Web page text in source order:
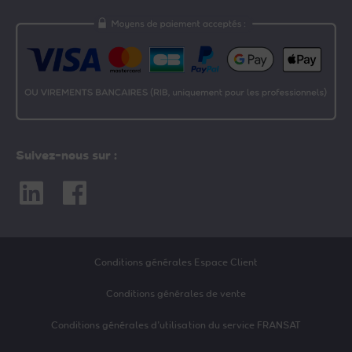
Suivez-nous sur :
Linkedin Facebook
Conditions générales Espace Client
Conditions générales de vente
Conditions générales d’utilisation du service FRANSAT